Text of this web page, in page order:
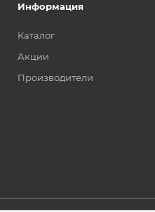
Информация
Каталог
Акции
Производители